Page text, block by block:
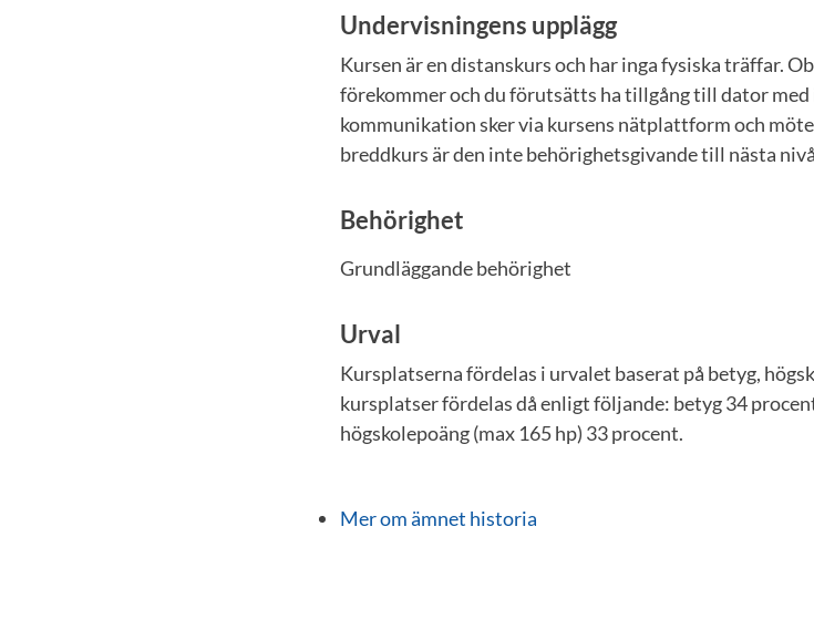
Undervisningens upplägg
Kursen är en distanskurs och har inga fysiska träffar.
förekommer och du förutsätts ha tillgång till dator
kommunikation sker via kursens nätplattform och
breddkurs är den inte behörighetsgivande till nästa
Behörighet
Grundläggande behörighet
Urval
Kursplatserna fördelas i urvalet baserat på betyg,
kursplatser fördelas då enligt följande: betyg 34
högskolepoäng (max 165 hp) 33 procent.
Mer om ämnet historia